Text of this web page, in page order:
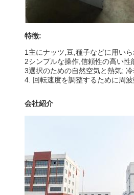
特徴:
1主にナッツ,豆,種子などに用い
2シンプルな操作,信頼性の高い
3選択のための自然空気と熱気;
4. 回転速度を調整するために周
会社紹介